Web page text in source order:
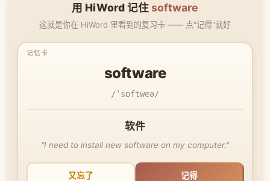
用 HiWord 记住software
这就是你在 HiWord 里看到的复习卡 —— 点"记得"就好
software
/ˈsɒftweə/
软件
"I need to install new software on my computer."
又忘了 记得